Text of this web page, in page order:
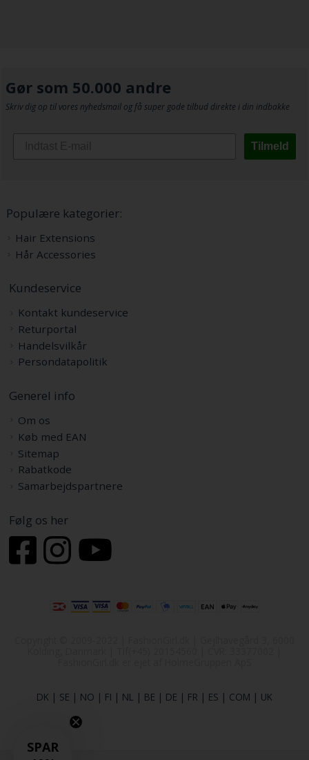
Gør som 50.000 andre
Skriv dig op til vores nyhedsmail og få super gode tilbud direkte i din indbakke
Tilmeld
Populære kategorier:
Hair Extensions
Hår Accessories
Kundeservice
Kontakt kundeservice
Returportal
Handelsvilkår
Persondatapolitik
Generel info
Om os
Køb med EAN
Sitemap
Rabatkode
Samarbejdspartnere
Følg os her
DK | SE | NO | FI | NL | BE | DE | FR | ES | COM | UK
SPAR